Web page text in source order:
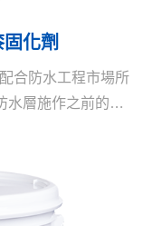
化劑
合防水工程市場所
水層施作之前的強